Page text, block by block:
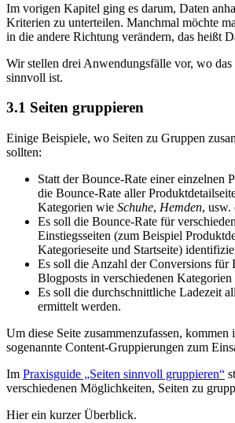
Im vorigen Kapitel ging es darum, Daten
Kriterien zu unterteilen. Manchmal möchte
in die andere Richtung verändern, das heißt
Wir stellen drei Anwendungsfälle vor, wo das
sinnvoll ist.
3.1 Seiten gruppieren
Einige Beispiele, wo Seiten zu Gruppen
sollten:
Statt der Bounce-Rate einer einzelnen
die Bounce-Rate aller
Kategorien wie Schuhe, Hemden, usw.
Es soll die Bounce-Rate für
Einstiegsseiten (zum Beispiel
Kategorieseite und Startseite)
Es soll die Anzahl der Conversions für
Blogposts in verschiedenen
Es soll die durchschnittliche Ladezeit
ermittelt werden.
Um diese Seite zusammenzufassen,
sogenannte Content-Gruppierungen zum
Im Praxisguide „Seiten sinnvoll gruppieren“
verschiedenen Möglichkeiten, Seiten zu
Hier ein kurzer Überblick.